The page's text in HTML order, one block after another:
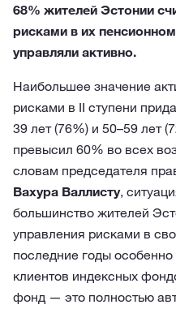
68% жителей Эстонии
рисками в их
управляли активно.
Наибольшее значение
рисками в II ступени
39 лет (76%) и 50–59 лет
превысил 60% во всех
словам председателя
Вахура Валлисту,
большинство жителей
управления рисками в
последние годы
клиентов индексных
фонд — это полностью